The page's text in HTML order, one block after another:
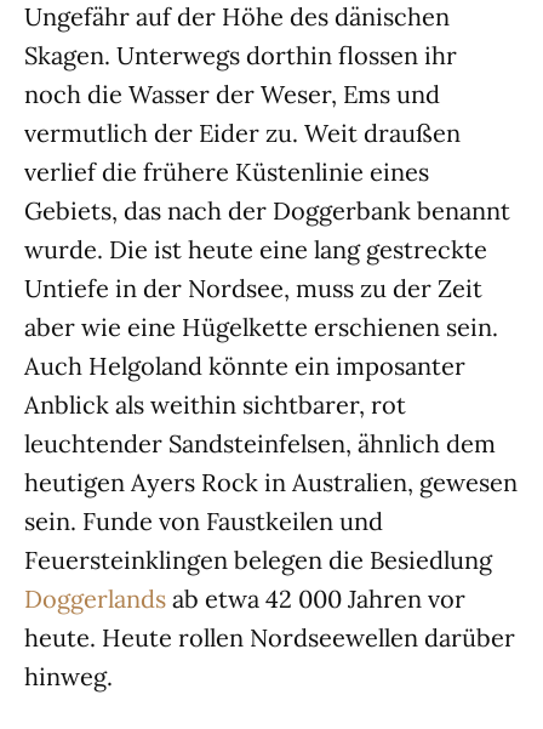
Ungefähr auf der Höhe des dänischen
Skagen. Unterwegs dorthin flossen ihr
noch die Wasser der Weser, Ems und
vermutlich der Eider zu. Weit draußen
verlief die frühere Küstenlinie eines
Gebiets, das nach der Doggerbank benannt
wurde. Die ist heute eine lang gestreckte
Untiefe in der Nordsee, muss zu der Zeit
aber wie eine Hügelkette erschienen sein.
Auch Helgoland könnte ein impo­santer
Anblick als weithin sichtbarer, rot
leuchtender Sandsteinfelsen, ähn­lich dem
heutigen Ayers Rock in Austra­lien, gewesen
sein. Funde von Faustkeilen und
Feuersteinklingen belegen die Besiedlung
Doggerlands ab etwa 42 000 Jahren vor
heute. Heute rollen Nordseewellen darüber
hinweg.